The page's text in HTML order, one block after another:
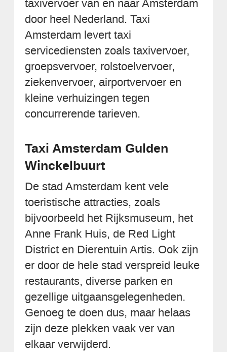
taxivervoer van en naar Amsterdam
door heel Nederland. Taxi
Amsterdam levert taxi
servicediensten zoals taxivervoer,
groepsvervoer, rolstoelvervoer,
ziekenvervoer, airportvervoer en
kleine verhuizingen tegen
concurrerende tarieven.
Taxi Amsterdam Gulden
Winckelbuurt
De stad Amsterdam kent vele
toeristische attracties, zoals
bijvoorbeeld het Rijksmuseum, het
Anne Frank Huis, de Red Light
District en Dierentuin Artis. Ook zijn
er door de hele stad verspreid leuke
restaurants, diverse parken en
gezellige uitgaansgelegenheden.
Genoeg te doen dus, maar helaas
zijn deze plekken vaak ver van
elkaar verwijderd.